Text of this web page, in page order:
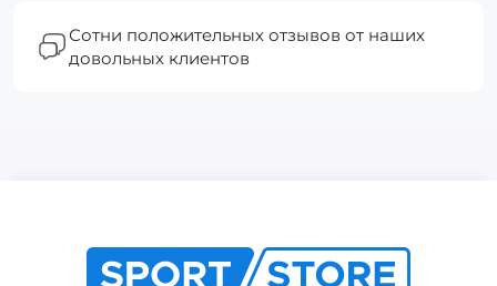
Сотни положительных отзывов от наших
довольных клиентов